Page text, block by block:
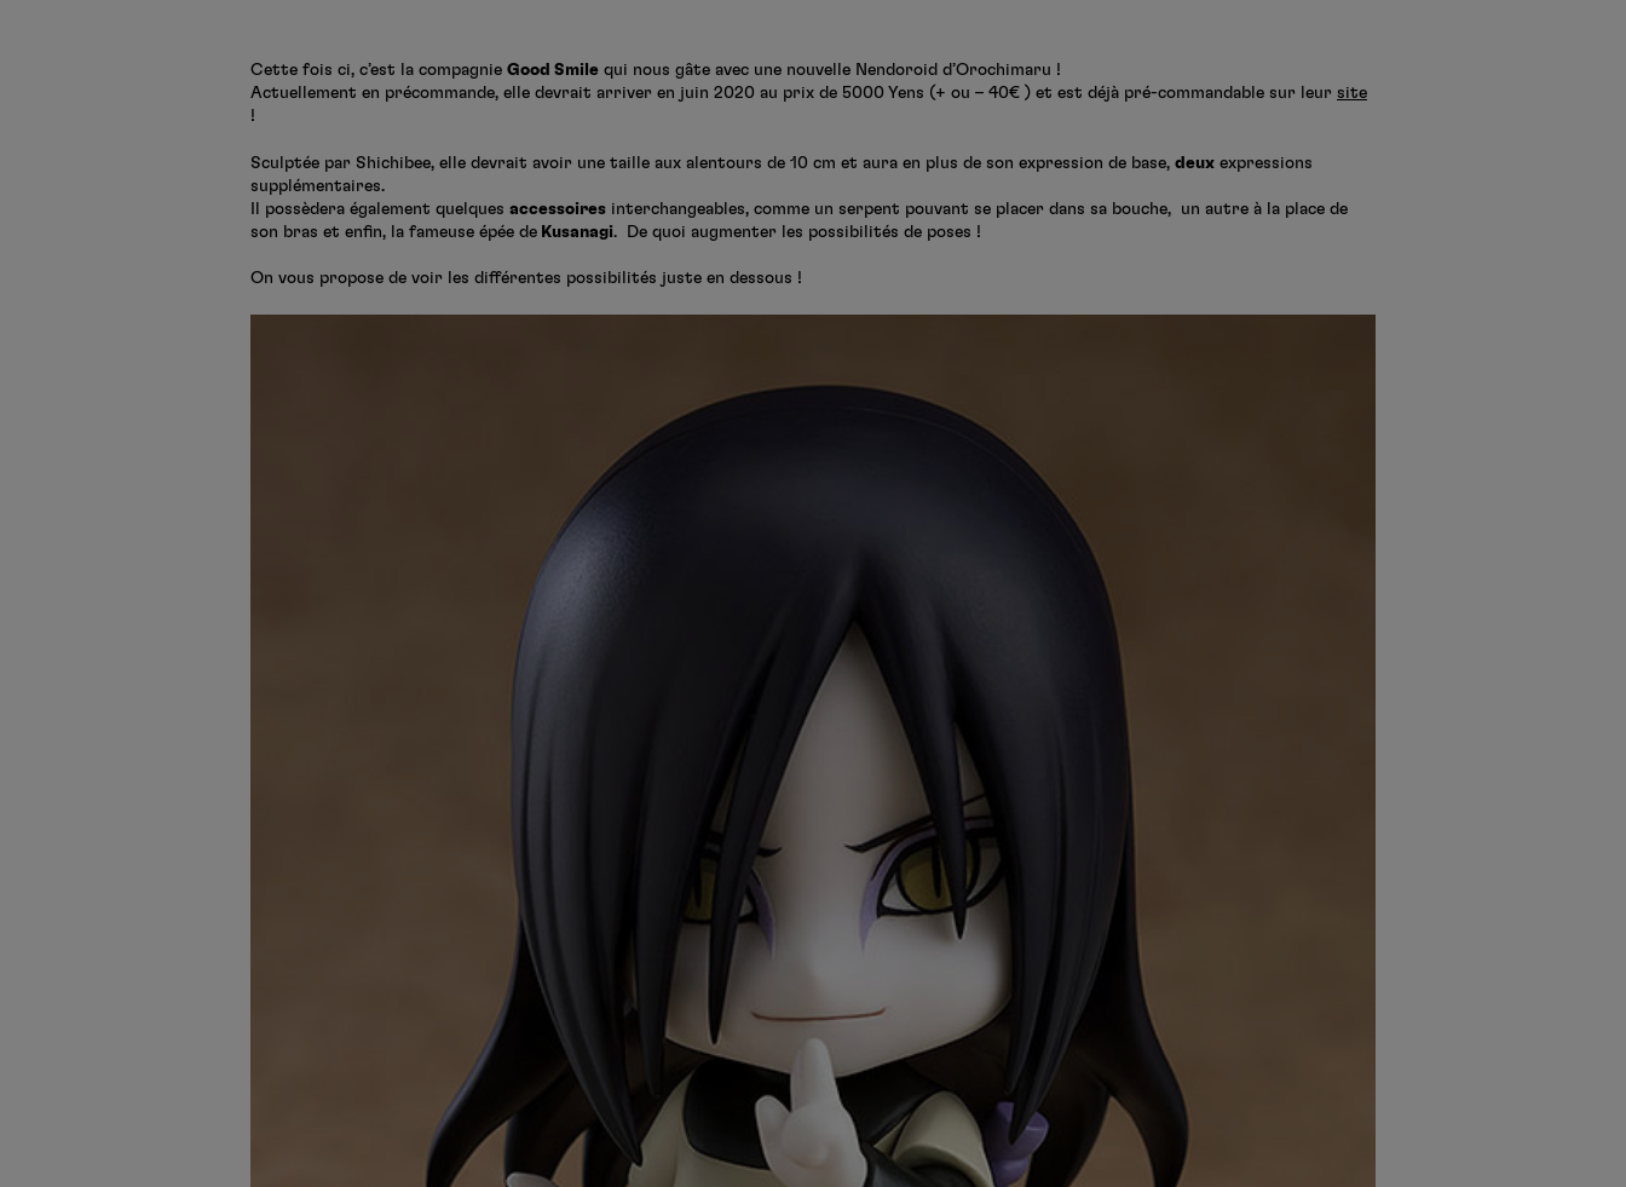
Cette fois ci, c’est la compagnie Good Smile qui nous gâte avec une nouvelle Nendoroid d’Orochimaru !
Actuellement en précommande, elle devrait arriver en juin 2020 au prix de 5000 Yens (+ ou – 40€ ) et est déjà pré-commandable sur leur site
!
Sculptée par Shichibee, elle devrait avoir une taille aux alentours de 10 cm et aura en plus de son expression de base, deux expressions
supplémentaires.
Il possèdera également quelques accessoires interchangeables, comme un serpent pouvant se placer dans sa bouche, un autre à la place de
son bras et enfin, la fameuse épée de Kusanagi. De quoi augmenter les possibilités de poses !
On vous propose de voir les différentes possibilités juste en dessous !